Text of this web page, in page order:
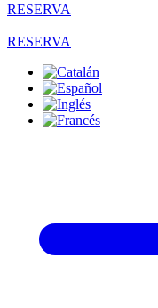
RESERVA
RESERVA